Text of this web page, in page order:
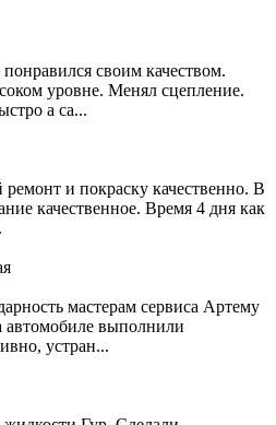
своим качеством.
уровне. Менял сцепление.
а са...
и покраску качественно. В
качественное. Время 4 дня как
мастерам сервиса Артему
автомобиле выполнили
устран...